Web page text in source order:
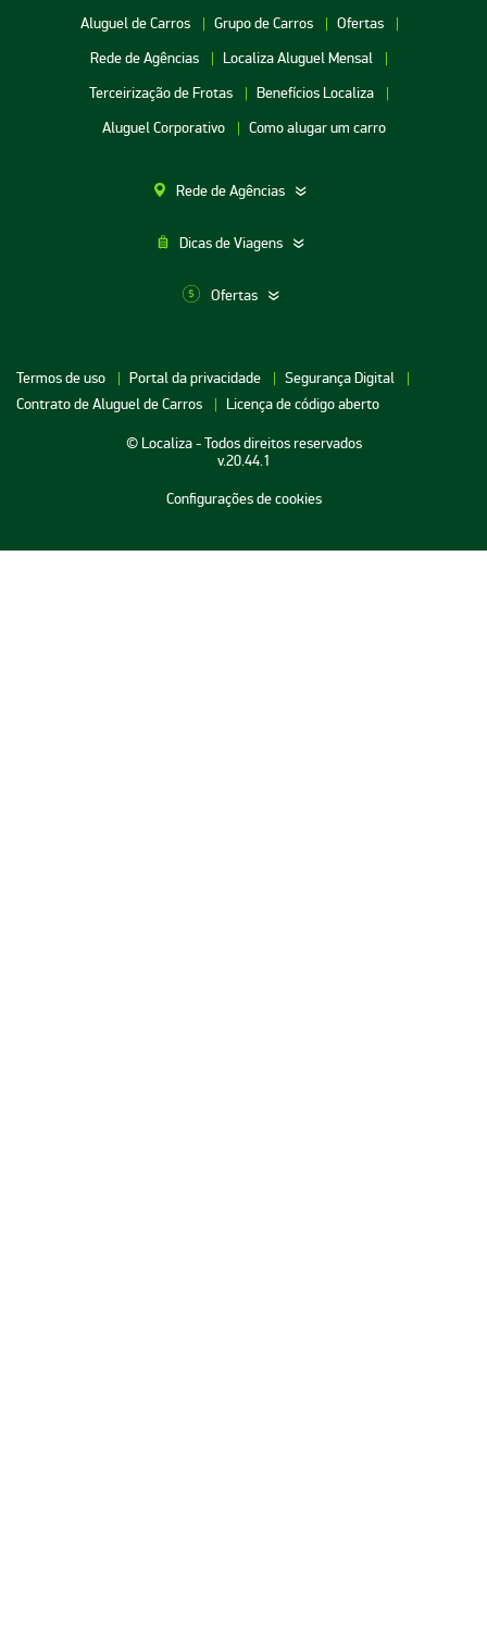
Aluguel de Carros Grupo de Carros
Ofertas
Rede de Agências
Localiza Aluguel Mensal
Terceirização de Frotas
Benefícios Localiza
Aluguel Corporativo
Como alugar um carro
Rede de Agências
Dicas de Viagens
Ofertas
Aluguel de Carros Porto Alegre
Aluguel de Carros BH
Aluguel de Carros Porto Seguro
Termos de uso Portal da privacidade
Segurança Digital
Contrato de Aluguel de Carros
Licença de código aberto
© Localiza - Todos direitos reservados
v.20.44.1
Configurações de cookies